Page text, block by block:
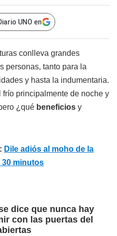
UNO en
conlleva grandes
personas, tanto para la
y hasta la indumentaria.
frío principalmente de noche y
¿qué beneficios y
Dile adiós al moho de la
30 minutos
dice que nunca hay
con las puertas del